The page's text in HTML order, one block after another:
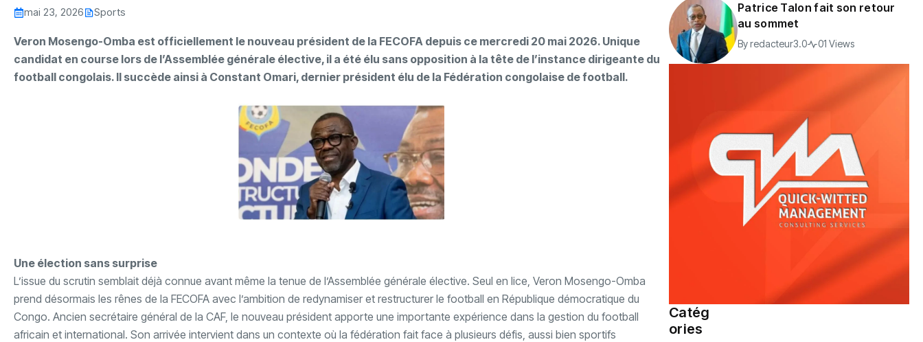
mai 23, 2026 Sports
Veron Mosengo-Omba est officiellement le nouveau président de la FECOFA depuis ce mercredi 20 mai 2026. Unique
candidat en course lors de l’Assemblée générale élective, il a été élu sans opposition à la tête de l’instance dirigeante du
football congolais. Il succède ainsi à Constant Omari, dernier président élu de la Fédération congolaise de football.
‎Une élection sans surprise
‎L’issue du scrutin semblait déjà connue avant même la tenue de l’Assemblée générale élective. Seul en lice, Veron Mosengo-Omba
prend désormais les rênes de la FECOFA avec l’ambition de redynamiser et restructurer le football en République démocratique du
Congo. Ancien secrétaire général de la CAF, le nouveau président apporte une importante expérience dans la gestion du football
africain et international. Son arrivée intervient dans un contexte où la fédération fait face à plusieurs défis, aussi bien sportifs
Patrice Talon fait son retour
au sommet
Byredacteur3.0 01 Views
Catég
ories